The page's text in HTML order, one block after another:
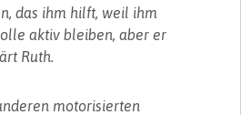
das ihm hilft, weil ihm
aktiv bleiben, aber er
Ruth.
motorisierten